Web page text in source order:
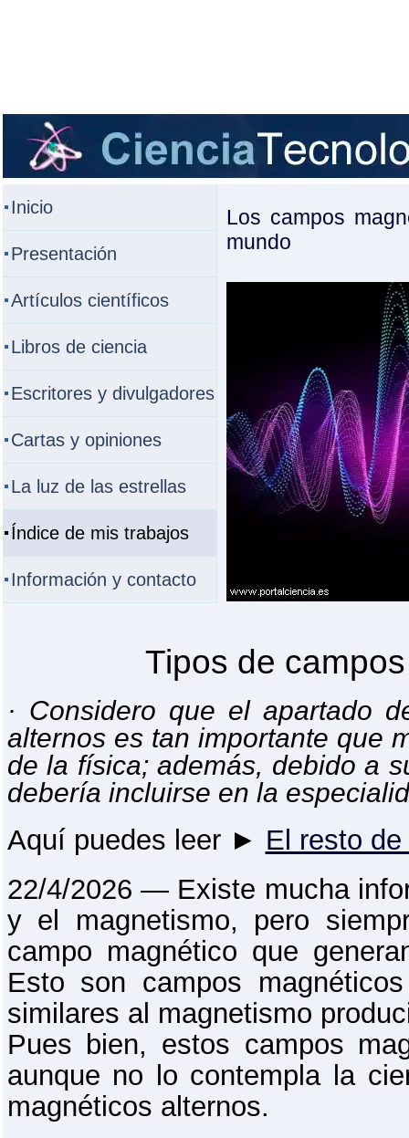
Inicio
Presentación
Artículos científicos
Libros de ciencia
Escritores y divulgadores
Cartas y opiniones
La luz de las estrellas
Índice de mis trabajos
Información y contacto
Los campos
mundo
Tipos de
· Considero que el apartado
alternos es tan importante que
de la física; además, debido a
debería incluirse en la
Aquí puedes leer ► El resto
22/4/2026 ― Existe mucha
y el magnetismo, pero
campo magnético que
Esto son campos
similares al magnetismo
Pues bien, estos campos
aunque no lo contempla la
magnéticos alternos.